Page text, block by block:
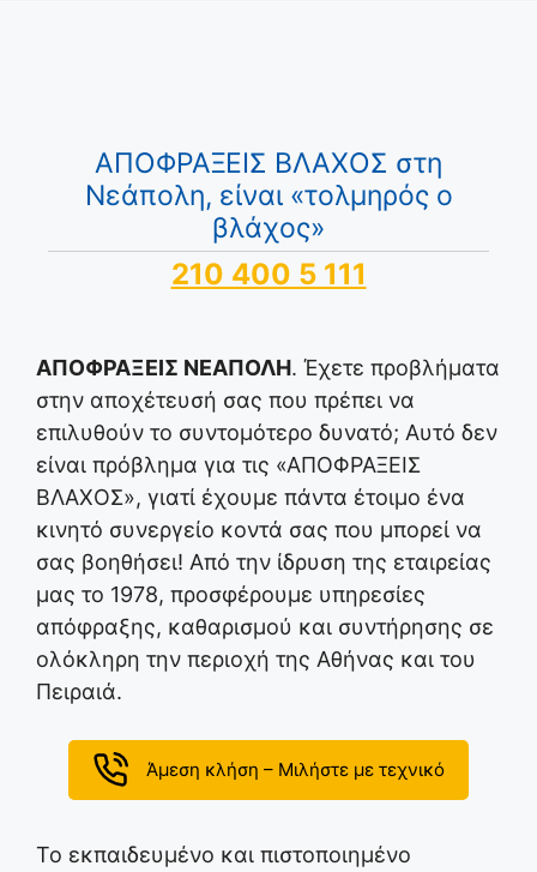
ΑΠΟΦΡΑΞΕΙΣ ΒΛΑΧΟΣ στη
Νεάπολη, είναι «τολμηρός ο
βλάχος»
210 400 5 111
ΑΠΟΦΡΑΞΕΙΣ ΝΕΑΠΟΛΗ. Έχετε προβλήματα
στην αποχέτευσή σας που πρέπει να
επιλυθούν το συντομότερο δυνατό; Αυτό δεν
είναι πρόβλημα για τις «ΑΠΟΦΡΑΞΕΙΣ
ΒΛΑΧΟΣ», γιατί έχουμε πάντα έτοιμο ένα
κινητό συνεργείο κοντά σας που μπορεί να
σας βοηθήσει! Από την ίδρυση της εταιρείας
μας το 1978, προσφέρουμε υπηρεσίες
απόφραξης, καθαρισμού και συντήρησης σε
ολόκληρη την περιοχή της Αθήνας και του
Πειραιά.
Άμεση κλήση – Μιλήστε με τεχνικό
Το εκπαιδευμένο και πιστοποιημένο